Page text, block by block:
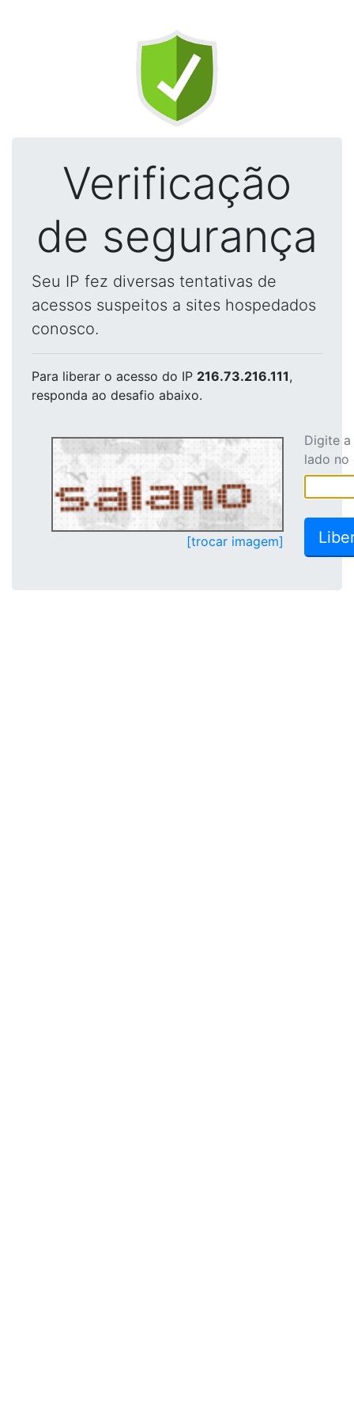
Verificação
de segurança
Seu IP fez diversas tentativas de
acessos suspeitos a sites hospedados
conosco.
Para liberar o acesso do IP 216.73.216.111,
responda ao desafio abaixo.
[trocar imagem]
Digite
lado no